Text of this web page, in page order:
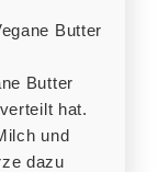
Butter
Butter
hat.
und
dazu